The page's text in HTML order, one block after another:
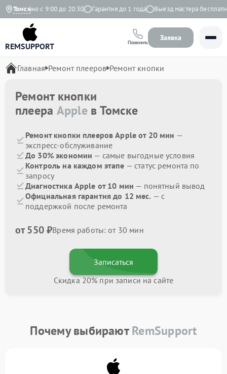
Томскс 9:00 до 20:30 Гарантия до 1 года Выезд мастера бесплатно
REMSUPPORT Позвонить
Заявка
Главная Ремонт плееров Ремонт кнопки
Ремонт кнопки
плеера Appleв Томске
Ремонт кнопки плееров Apple от 20 мин —
экспресс-обслуживание
До 30% экономии — самые выгодные условия
Контроль на каждом этапе — статус ремонта по
запросу
Диагностика Apple от 10 мин — понятный вывод
Официальная гарантия до 12 мес. — с
поддержкой после ремонта
от 550 ₽Время работы: от 30 мин
Записаться
Скидка 20% при записи на сайте
Почему выбираютRemSupport